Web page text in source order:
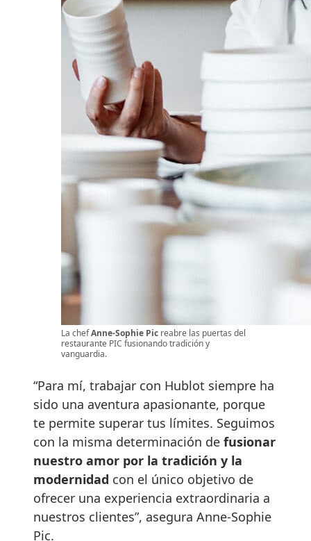
La chefAnne-Sophie Pic reabre las puertas del
restaurante PIC fusionando tradición y
vanguardia.
“Para mí, trabajar con Hublot siempre ha
sido una aventura apasionante, porque
te permite superar tus límites. Seguimos
con la misma determinación de fusionar
nuestro amor por la tradición y la
modernidad con el único objetivo de
ofrecer una experiencia extraordinaria a
nuestros clientes”, asegura Anne-Sophie
Pic.